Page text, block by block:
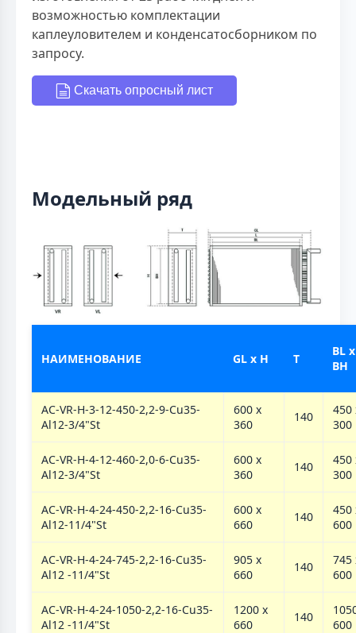
возможностью комплектации
каплеуловителем и конденсатосборником по
запросу.
Скачать опросный лист
Модельный ряд
НАИМЕНОВАНИЕ GL x H T
BL x
BH
AC-VR-H-3-12-450-2,2-9-Cu35-
Al12-3/4"St
600 х
360
140
450
300
AC-VR-H-4-12-460-2,0-6-Cu35-
Al12-3/4"St
600 х
360
140
450
300
AC-VR-H-4-24-450-2,2-16-Cu35-
Al12-11/4"St
600 х
660
140
450
600
AC-VR-H-4-24-745-2,2-16-Cu35-
Al12 -11/4"St
905 х
660
140
745
600
AC-VR-H-4-24-1050-2,2-16-Cu35-
Al12 -11/4"St
1200 х
660
140
600